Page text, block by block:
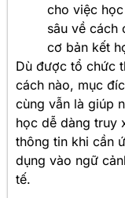
cho việc
sâu về cách
cơ bản kết
Dù được tổ chức
cách nào, mục
cùng vẫn là giúp
học dễ dàng truy
thông tin khi cần
dụng vào ngữ
tế.